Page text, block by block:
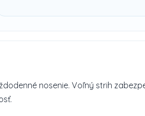
nosenie. Voľný strih